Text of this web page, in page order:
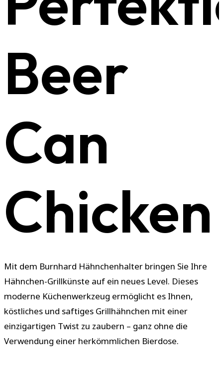
Beer
Can
Chicken
Mit dem Burnhard Hähnchenhalter bringen Sie Ihre
Hähnchen-Grillkünste auf ein neues Level. Dieses
moderne Küchenwerkzeug ermöglicht es Ihnen,
köstliches und saftiges Grillhähnchen mit einer
einzigartigen Twist zu zaubern – ganz ohne die
Verwendung einer herkömmlichen Bierdose.